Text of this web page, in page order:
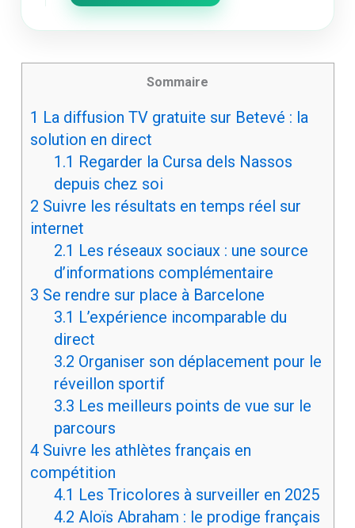
Sommaire
1 La diffusion TV gratuite sur Betevé : la
solution en direct
1.1 Regarder la Cursa dels Nassos
depuis chez soi
2 Suivre les résultats en temps réel sur
internet
2.1 Les réseaux sociaux : une source
d’informations complémentaire
3 Se rendre sur place à Barcelone
3.1 L’expérience incomparable du
direct
3.2 Organiser son déplacement pour le
réveillon sportif
3.3 Les meilleurs points de vue sur le
parcours
4Suivre les athlètes français en
compétition
4.1 Les Tricolores à surveiller en 2025
4.2 Aloïs Abraham : le prodige français